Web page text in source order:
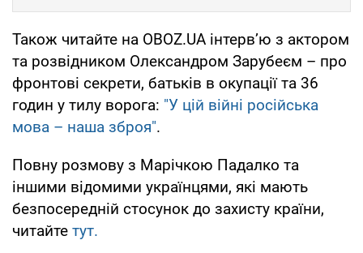
Також читайте на OBOZ.UA інтерв’ю з актором
та розвідником Олександром Зарубеєм – про
фронтові секрети, батьків в окупації та 36
годин у тилу ворога: "У цій війні російська
мова – наша зброя".
Повну розмову з Марічкою Падалко та
іншими відомими українцями, які мають
безпосередній стосунок до захисту країни,
читайте тут.